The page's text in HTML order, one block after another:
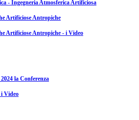
- Ingegneria Atmosferica Artificiosa
Artificiose Antropiche
Artificiose Antropiche - i Video
la Conferenza
Video